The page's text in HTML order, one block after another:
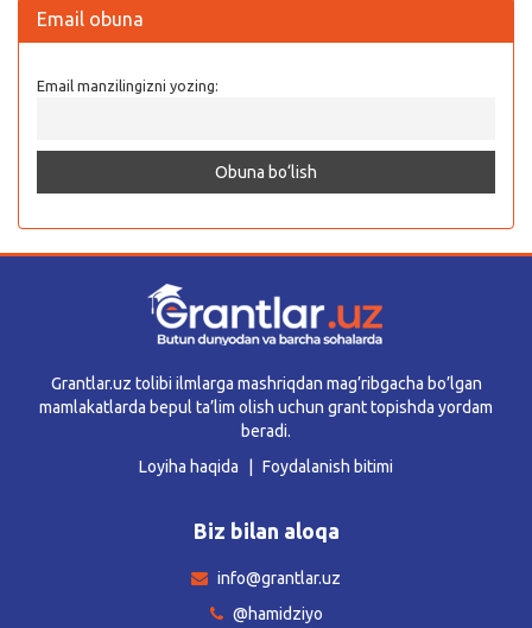
Email obuna
Email manzilingizni yozing:
Grantlar.uz tolibi ilmlarga mashriqdan mag’ribgacha bo’lgan
mamlakatlarda bepul ta’lim olish uchun grant topishda yordam
beradi.
Loyiha haqida
Foydalanish bitimi
Biz bilan aloqa
info@grantlar.uz
@hamidziyo